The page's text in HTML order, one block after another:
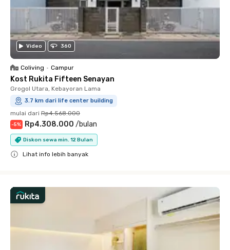
Video 360
Coliving • Campur
Kost Rukita Fifteen Senayan
Grogol Utara, Kebayoran Lama
3.7 km dari life center building
mulai dari Rp4.568.000
-5% Rp4.308.000 /bulan
Diskon sewa min. 12 Bulan
Lihat info lebih banyak